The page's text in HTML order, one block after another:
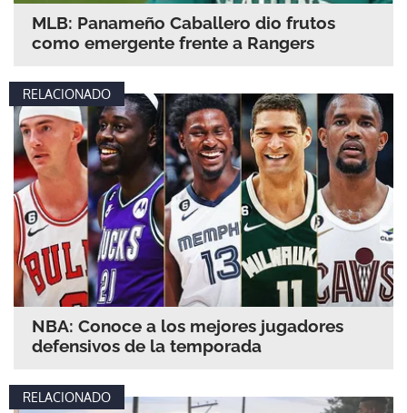
Gracias por suscribirte a nuestro boletín.
ACEPTAR
MLB: Panameño Caballero dio frutos
como emergente frente a Rangers
RELACIONADO
NBA: Conoce a los mejores jugadores
defensivos de la temporada
RELACIONADO